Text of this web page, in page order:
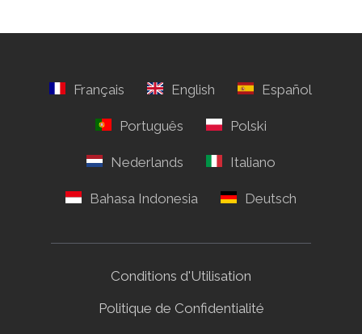
Conditions d'Utilisation
Politique de Confidentialité